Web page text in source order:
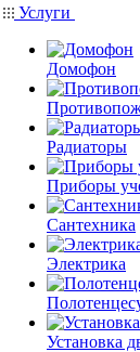
Услуги
Домофон
Радиаторы
Приборы
Сантехника
Электрика
Установка